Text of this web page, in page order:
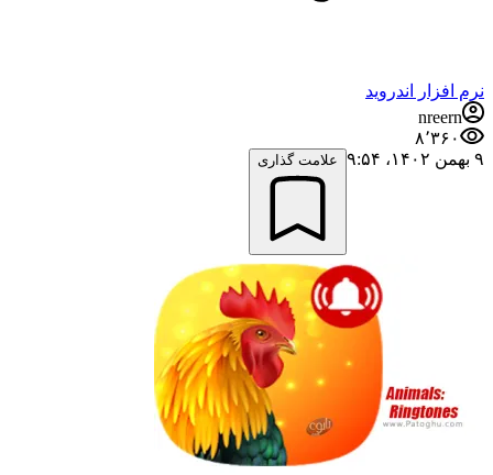
نرم افزار اندروید
nreern
۸٬۳۶۰
۹ بهمن ۱۴۰۲،‏ ۹:۵۴
علامت گذاری